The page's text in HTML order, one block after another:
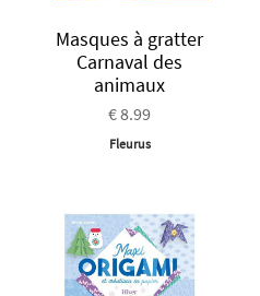
Masques à gratter
Carnaval des
animaux
€ 8.99
Fleurus